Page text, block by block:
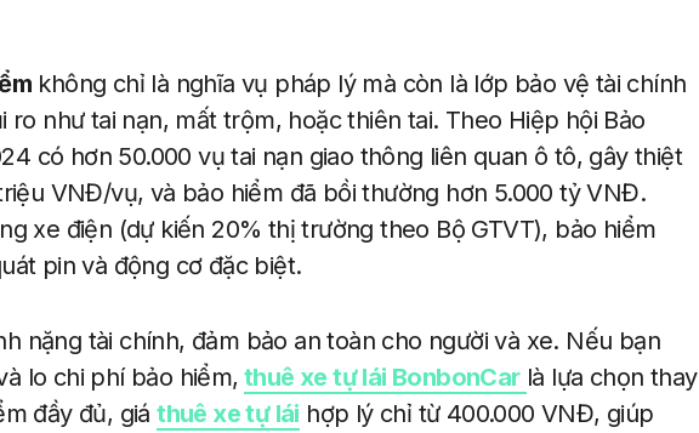
không chỉ là nghĩa vụ pháp lý mà còn là lớp bảo vệ tài chính
như tai nạn, mất trộm, hoặc thiên tai. Theo Hiệp hội Bảo
có hơn 50.000 vụ tai nạn giao thông liên quan ô tô, gây thiệt
VNĐ/vụ, và bảo hiểm đã bồi thường hơn 5.000 tỷ VNĐ.
xe điện (dự kiến 20% thị trường theo Bộ GTVT), bảo hiểm
pin và động cơ đặc biệt.
nặng tài chính, đảm bảo an toàn cho người và xe. Nếu bạn
lo chi phí bảo hiểm, thuê xe tự lái BonbonCar là lựa chọn thay
đầy đủ, giáthuê xe tự lái hợp lý chỉ từ 400.000 VNĐ, giúp